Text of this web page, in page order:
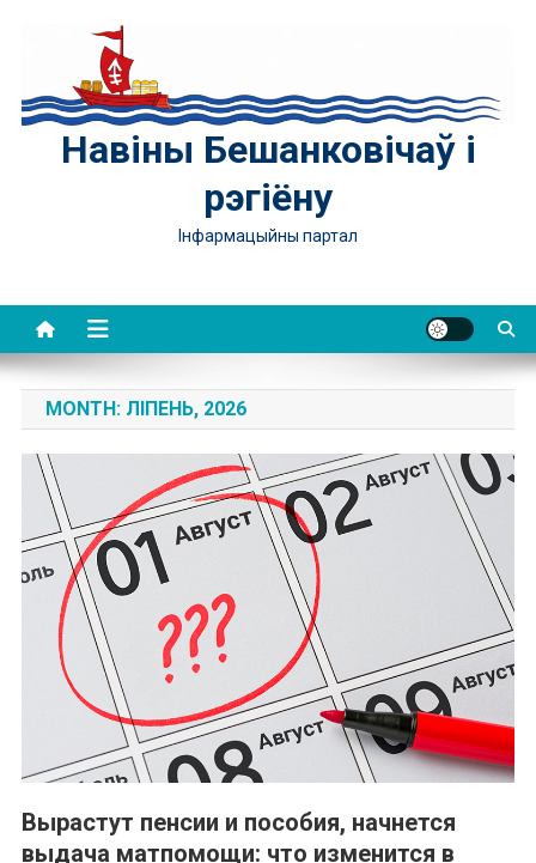
Навіны Бешанковічаў і
рэгіёну
Інфармацыйны партал
MONTH: ЛІПЕНЬ, 2026
Вырастут пенсии и пособия, начнется
выдача матпомощи: что изменится в